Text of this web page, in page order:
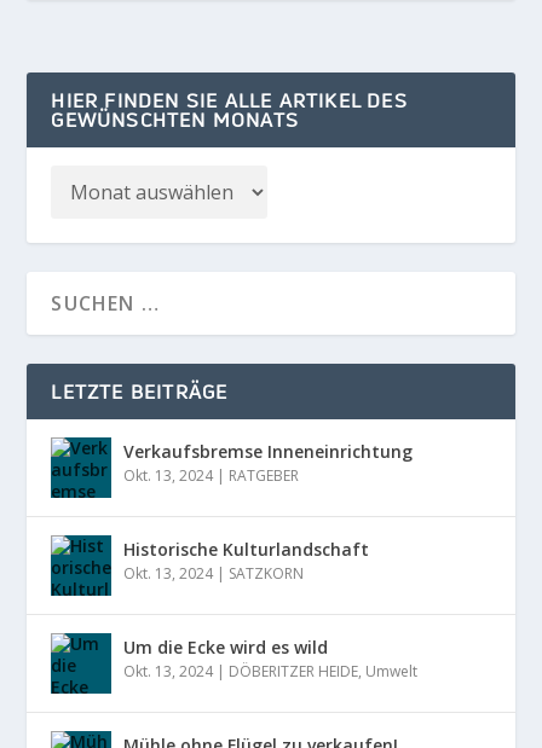
HIER FINDEN SIE ALLE ARTIKEL DES
GEWÜNSCHTEN MONATS
LETZTE BEITRÄGE
Verkaufsbremse Inneneinrichtung
Okt. 13, 2024| RATGEBER
Historische Kulturlandschaft
Okt. 13, 2024| SATZKORN
Um die Ecke wird es wild
Okt. 13, 2024| DÖBERITZER HEIDE, Umwelt